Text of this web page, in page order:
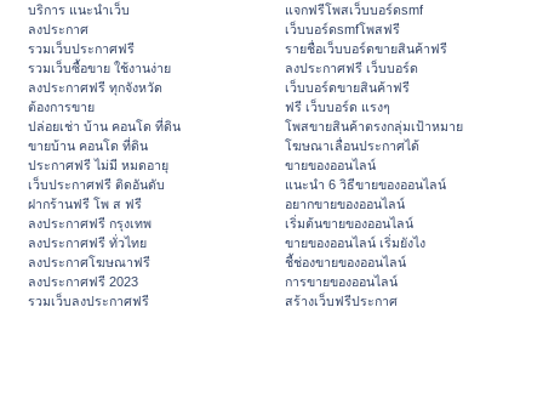
บริการ แนะนำเว็บ
ลงประกาศ
รวมเว็บประกาศฟรี
รวมเว็บซื้อขาย ใช้งานง่าย
ลงประกาศฟรี ทุกจังหวัด
ต้องการขาย
ปล่อยเช่า บ้าน คอนโด ที่ดิน
ขายบ้าน คอนโด ที่ดิน
ประกาศฟรี ไม่มี หมดอายุ
เว็บประกาศฟรี ติดอันดับ
ฝากร้านฟรี โพ ส ฟรี
ลงประกาศฟรี กรุงเทพ
ลงประกาศฟรี ทั่วไทย
ลงประกาศโฆษณาฟรี
ลงประกาศฟรี 2023
รวมเว็บลงประกาศฟรี
แจกฟรีโพสเว็บบอร์ดsmf
เว็บบอร์ดsmfโพสฟรี
รายชื่อเว็บบอร์ดขายสินค้าฟรี
ลงประกาศฟรี เว็บบอร์ด
เว็บบอร์ดขายสินค้าฟรี
ฟรี เว็บบอร์ด แรงๆ
โพสขายสินค้าตรงกลุ่มเป้าหมาย
โฆษณาเลื่อนประกาศได้
ขายของออนไลน์
แนะนำ 6 วิธีขายของออนไลน์
อยากขายของออนไลน์
เริ่มต้นขายของออนไลน์
ขายของออนไลน์ เริ่มยังไง
ชี้ช่องขายของออนไลน์
การขายของออนไลน์
สร้างเว็บฟรีประกาศ